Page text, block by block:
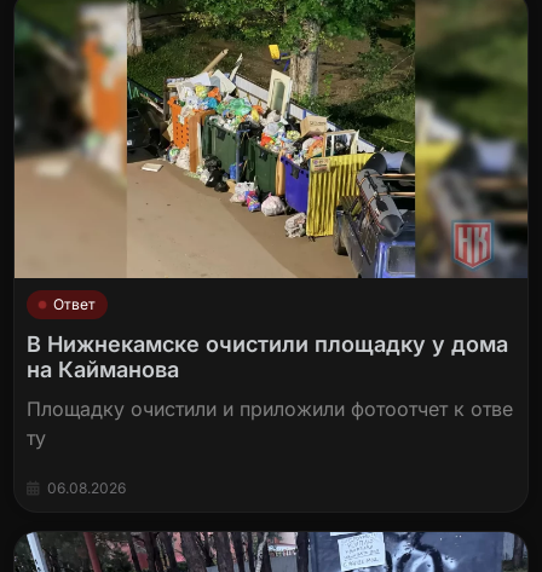
Ответ
В Нижнекамске очистили площадку у дома
на Кайманова
Площадку очистили и приложили фотоотчет к отве
ту
06.08.2026